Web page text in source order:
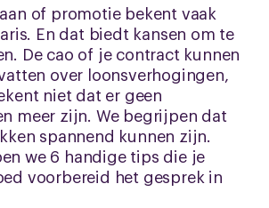
of promotie bekent vaak
En dat biedt kansen om te
De cao of je contract kunnen
over loonsverhogingen,
niet dat er geen
meer zijn. We begrijpen dat
spannend kunnen zijn.
we 6 handige tips die je
voorbereid het gesprek in